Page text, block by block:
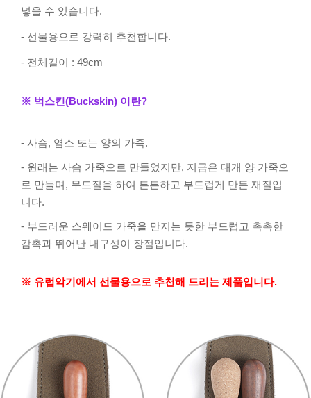
넣을 수 있습니다.
- 선물용으로 강력히 추천합니다.
- 전체길이 : 49cm
※ 벅스킨(Buckskin) 이란?
- 사슴, 염소 또는 양의 가죽.
- 원래는 사슴 가죽으로 만들었지만, 지금은 대개 양 가죽으
로 만들며, 무드질을 하여 튼튼하고 부드럽게 만든 재질입
니다.
- 부드러운 스웨이드 가죽을 만지는 듯한 부드럽고 촉촉한
감촉과 뛰어난 내구성이 장점입니다.
※ 유럽악기에서 선물용으로 추천해 드리는 제품입니다.